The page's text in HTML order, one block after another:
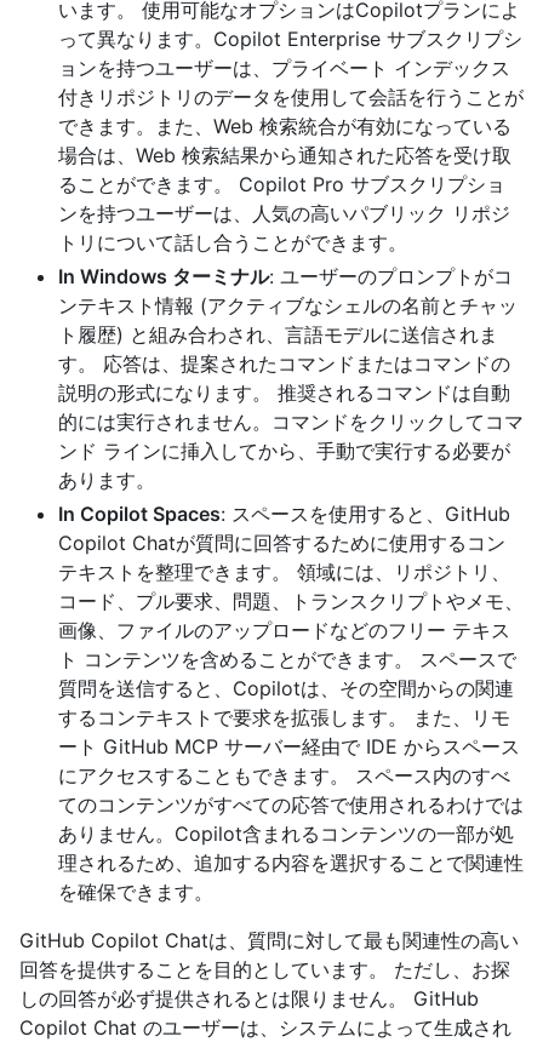
います。 使用可能なオプションはCopilotプランによ
って異なります。Copilot Enterprise サブスクリプシ
ョンを持つユーザーは、プライベート インデックス
付きリポジトリのデータを使用して会話を行うことが
できます。また、Web 検索統合が有効になっている
場合は、Web 検索結果から通知された応答を受け取
ることができます。 Copilot Pro サブスクリプショ
ンを持つユーザーは、人気の高いパブリック リポジ
トリについて話し合うことができます。
In Windows ターミナル: ユーザーのプロンプトがコ
ンテキスト情報 (アクティブなシェルの名前とチャッ
ト履歴) と組み合わされ、言語モデルに送信されま
す。 応答は、提案されたコマンドまたはコマンドの
説明の形式になります。 推奨されるコマンドは自動
的には実行されません。コマンドをクリックしてコマ
ンド ラインに挿入してから、手動で実行する必要が
あります。
In Copilot Spaces: スペースを使用すると、GitHub
Copilot Chatが質問に回答するために使用するコン
テキストを整理できます。 領域には、リポジトリ、
コード、プル要求、問題、トランスクリプトやメモ、
画像、ファイルのアップロードなどのフリー テキス
ト コンテンツを含めることができます。 スペースで
質問を送信すると、Copilotは、その空間からの関連
するコンテキストで要求を拡張します。 また、リモ
ート GitHub MCP サーバー経由で IDE からスペース
にアクセスすることもできます。 スペース内のすべ
てのコンテンツがすべての応答で使用されるわけでは
ありません。Copilot含まれるコンテンツの一部が処
理されるため、追加する内容を選択することで関連性
を確保できます。
GitHub Copilot Chatは、質問に対して最も関連性の高い
回答を提供することを目的としています。 ただし、お探
しの回答が必ず提供されるとは限りません。 GitHub
Copilot Chat のユーザーは、システムによって生成され